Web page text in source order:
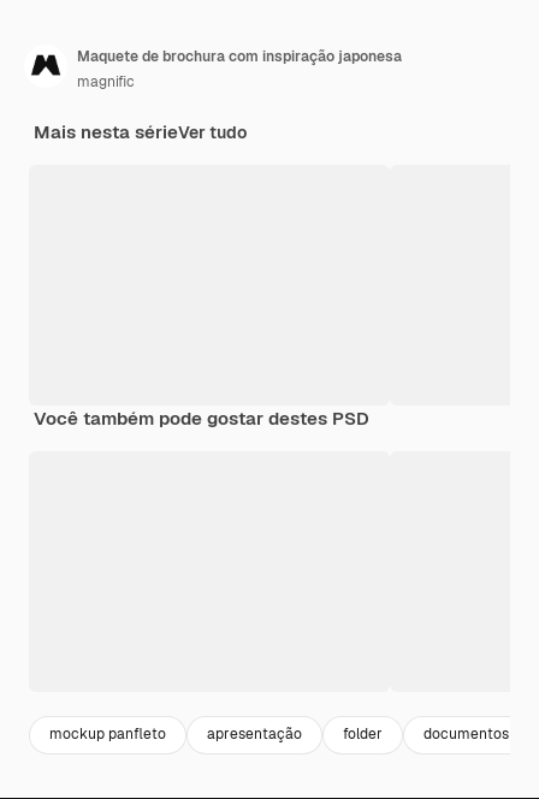
Maquete de brochura com inspiração japonesa
magnific
Mais nesta sérieVer tudo
Você também pode gostar destes PSD
mockup panfleto apresentação folder documentos